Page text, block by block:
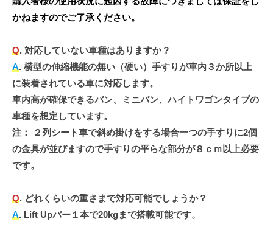
かねますのでご了承ください。
Q. 対応していない車種はありますか？
A. 横型の伸縮機能の無い（硬い）手すりが車内３か所以上
に装着されている車に対応します。
車内高が確保できるバン、ミニバン、ハイトワゴンタイプの
車種を想定しています。
注：
２列シート車で斜め掛けをする場合一つの手すりに2個
の金具が並びますので手すりの平らな部分が８ｃｍ以上必要
です。
Q. どれくらいの重さまで対応可能でしょうか？
A. Lift Upバー１本で20kgまで搭載可能です。